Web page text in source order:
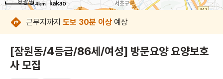
4km
4km
4km
4km
4km
4km
4km
4km
근무지까지 도보 30분 이상 예상
[잠원동/4등급/86세/여성] 방문요양 요양보호
사 모집